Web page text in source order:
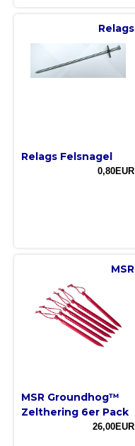
Relags
Relags Felsnagel
0,80EUR
MSR
MSR Groundhog™
Zelthering 6er Pack
26,00EUR